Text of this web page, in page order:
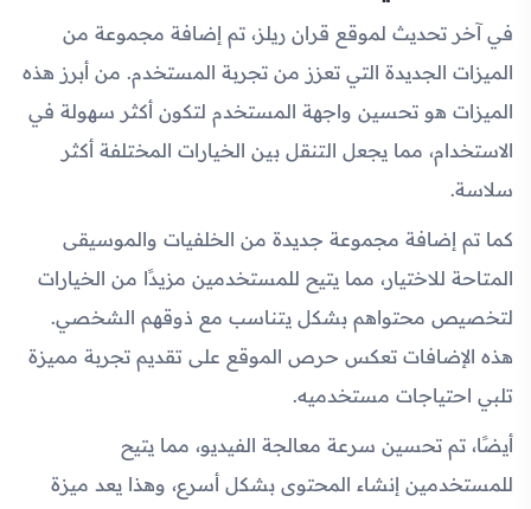
في آخر تحديث لموقع قران ريلز، تم إضافة مجموعة من
الميزات الجديدة التي تعزز من تجربة المستخدم. من أبرز هذه
الميزات هو تحسين واجهة المستخدم لتكون أكثر سهولة في
الاستخدام، مما يجعل التنقل بين الخيارات المختلفة أكثر
سلاسة.
كما تم إضافة مجموعة جديدة من الخلفيات والموسيقى
المتاحة للاختيار، مما يتيح للمستخدمين مزيدًا من الخيارات
لتخصيص محتواهم بشكل يتناسب مع ذوقهم الشخصي.
هذه الإضافات تعكس حرص الموقع على تقديم تجربة مميزة
تلبي احتياجات مستخدميه.
أيضًا، تم تحسين سرعة معالجة الفيديو، مما يتيح
للمستخدمين إنشاء المحتوى بشكل أسرع، وهذا يعد ميزة